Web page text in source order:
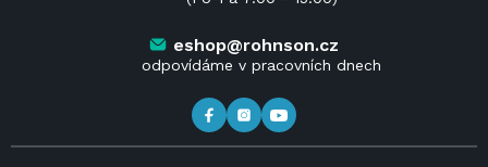
eshop@rohnson.cz
odpovídáme v pracovních dnech